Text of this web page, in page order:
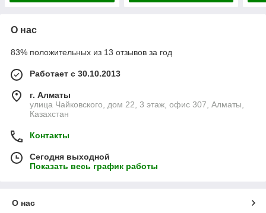
О нас
83% положительных из 13 отзывов за год
Работает с 30.10.2013
г. Алматы
улица Чайковского, дом 22, 3 этаж, офис 307, Алматы,
Казахстан
Контакты
Сегодня выходной
Показать весь график работы
О нас